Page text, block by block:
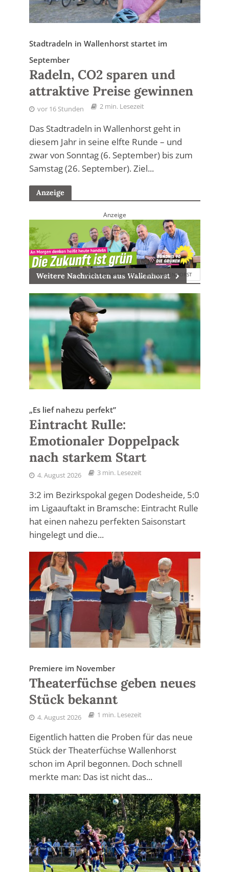
Stadtradeln in Wallenhorst startet im
September
Radeln, CO2 sparen und
attraktive Preise gewinnen
vor 16 Stunden 2 min. Lesezeit
Das Stadtradeln in Wallenhorst geht in
diesem Jahr in seine elfte Runde – und
zwar von Sonntag (6. September) bis zum
Samstag (26. September). Ziel...
Anzeige
Anzeige
Weitere Nachrichten aus Wallenhorst
WEITERE NACHRICHTEN AUS WALLENHORST
„Es lief nahezu perfekt”
Eintracht Rulle:
Emotionaler Doppelpack
nach starkem Start
4. August 2026 3 min. Lesezeit
3:2 im Bezirkspokal gegen Dodesheide, 5:0
im Ligaauftakt in Bramsche: Eintracht Rulle
hat einen nahezu perfekten Saisonstart
hingelegt und die...
Premiere im November
Theaterfüchse geben neues
Stück bekannt
4. August 2026 1 min. Lesezeit
Eigentlich hatten die Proben für das neue
Stück der Theaterfüchse Wallenhorst
schon im April begonnen. Doch schnell
merkte man: Das ist nicht das...